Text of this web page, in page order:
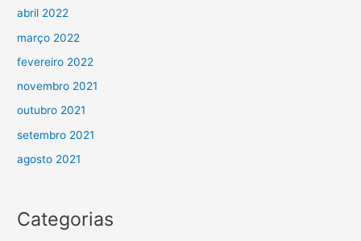
abril 2022
março 2022
fevereiro 2022
novembro 2021
outubro 2021
setembro 2021
agosto 2021
Categorias